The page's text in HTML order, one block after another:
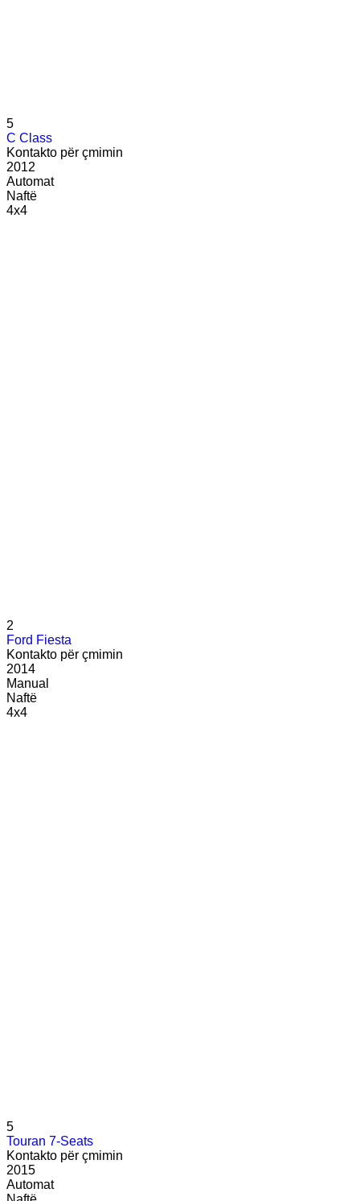
5
C Class
Kontakto për çmimin
2012
Automat
Naftë
4x4
2
Ford Fiesta
Kontakto për çmimin
2014
Manual
Naftë
4x4
5
Touran 7-Seats
Kontakto për çmimin
2015
Automat